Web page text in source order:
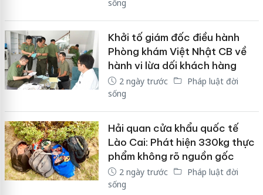
sống
Khởi tố giám đốc điều hành
Phòng khám Việt Nhật CB về
hành vi lừa dối khách hàng
2 ngày trước
Pháp luật đời
sống
Hải quan cửa khẩu quốc tế
Lào Cai: Phát hiện 330kg thực
phẩm không rõ nguồn gốc
2 ngày trước
Pháp luật đời
sống